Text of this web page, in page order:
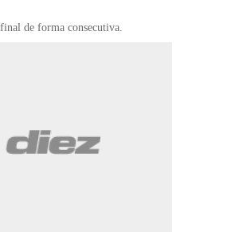
de forma consecutiva.